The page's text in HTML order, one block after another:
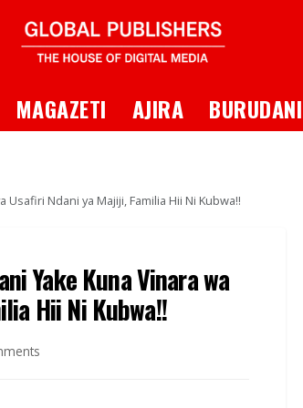
MAGAZETI AJIRA BURUDANI
Ndani ya Majiji, Familia Hii Ni Kubwa!!
Yake Kuna Vinara wa
Hii Ni Kubwa!!